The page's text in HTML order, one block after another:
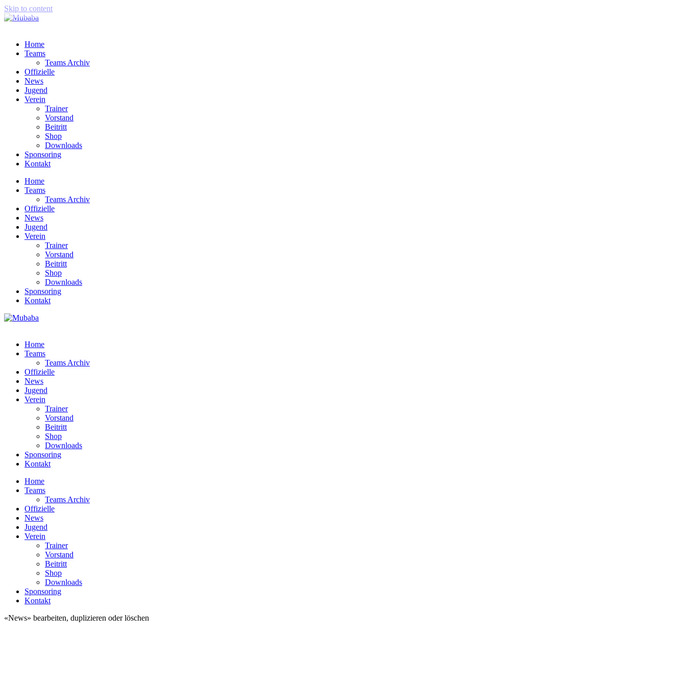
Skip to content
Home
Teams
Teams Archiv
Offizielle
News
Jugend
Verein
Trainer
Vorstand
Beitritt
Shop
Downloads
Sponsoring
Kontakt
Home
Teams
Teams Archiv
Offizielle
News
Jugend
Verein
Trainer
Vorstand
Beitritt
Shop
Downloads
Sponsoring
Kontakt
Home
Teams
Teams Archiv
Offizielle
News
Jugend
Verein
Trainer
Vorstand
Beitritt
Shop
Downloads
Sponsoring
Kontakt
Home
Teams
Teams Archiv
Offizielle
News
Jugend
Verein
Trainer
Vorstand
Beitritt
Shop
Downloads
Sponsoring
Kontakt
«News» bearbeiten, duplizieren oder löschen